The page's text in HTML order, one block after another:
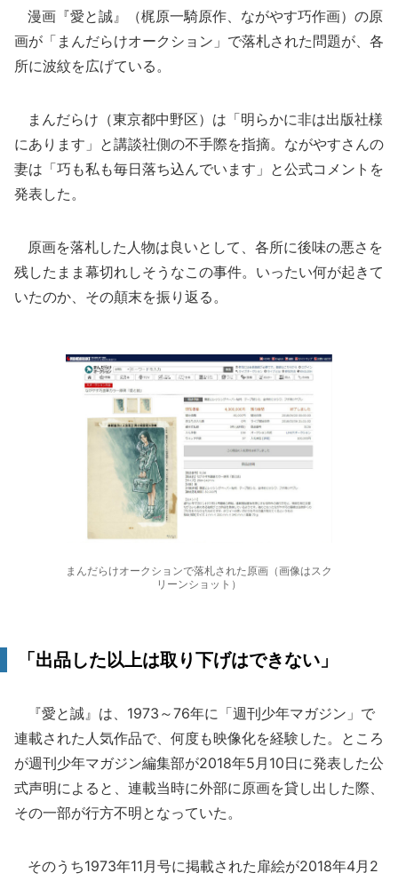
漫画『愛と誠』（梶原一騎原作、ながやす巧作画）の原
画が「まんだらけオークション」で落札された問題が、各
所に波紋を広げている。
まんだらけ（東京都中野区）は「明らかに非は出版社様
にあります」と講談社側の不手際を指摘。ながやすさんの
妻は「巧も私も毎日落ち込んでいます」と公式コメントを
発表した。
原画を落札した人物は良いとして、各所に後味の悪さを
残したまま幕切れしそうなこの事件。いったい何が起きて
いたのか、その顛末を振り返る。
まんだらけオークションで落札された原画（画像はスク
リーンショット）
「出品した以上は取り下げはできない」
『愛と誠』は、1973～76年に「週刊少年マガジン」で
連載された人気作品で、何度も映像化を経験した。ところ
が週刊少年マガジン編集部が2018年5月10日に発表した公
式声明によると、連載当時に外部に原画を貸し出した際、
その一部が行方不明となっていた。
そのうち1973年11月号に掲載された扉絵が2018年4月2